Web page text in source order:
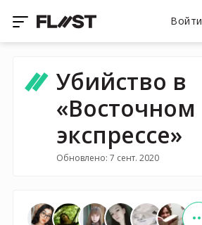
Войти
Убийство в
«Восточном
экспрессе»
Обновлено: 7 сент. 2020